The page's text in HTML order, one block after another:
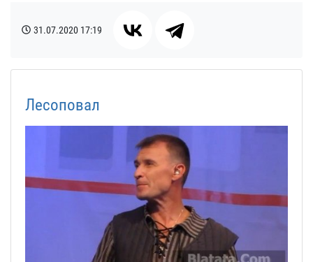
31.07.2020 17:19
Лесоповал